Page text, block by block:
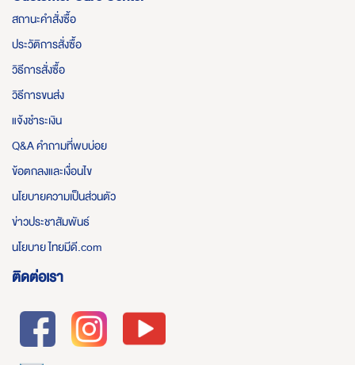
สถานะคำสั่งซื้อ
ประวัติการสั่งซื้อ
วิธีการสั่งซื้อ
วิธีการขนส่ง
แจ้งชำระเงิน
Q&A คำถามที่พบบ่อย
ข้อตกลงและเงื่อนไข
นโยบายความเป็นส่วนตัว
ข่าวประชาสัมพันธ์
นโยบาย ไทยมีดี.com
ติดต่อเรา